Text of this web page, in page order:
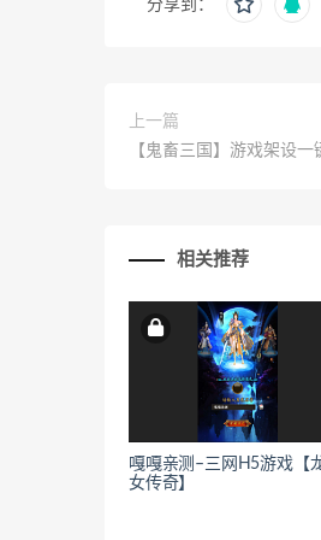
分享到：
上一篇
【鬼畜三国】游戏架设
相关推荐
嘎嘎亲测–三网H5游戏【
女传奇】